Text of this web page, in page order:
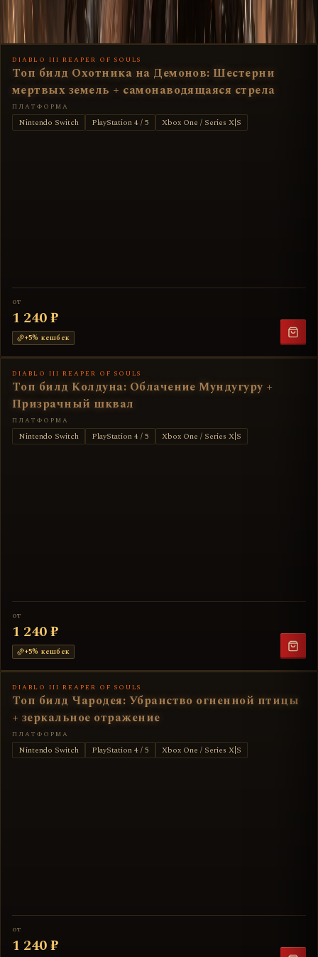
В каталог
DIABLO III REAPER OF SOULS
Топ билд Охотника на Демонов: Шестерни
мертвых земель + самонаводящаяся стрела
ПЛАТФОРМА
Nintendo Switch PlayStation 4 / 5 Xbox One / Series X|S
от
1 240 ₽
+5% кешбек
DIABLO III REAPER OF SOULS
Топ билд Колдуна: Облачение Мундугуру +
Призрачный шквал
ПЛАТФОРМА
Nintendo Switch PlayStation 4 / 5 Xbox One / Series X|S
от
1 240 ₽
+5% кешбек
DIABLO III REAPER OF SOULS
Топ билд Чародея: Убранство огненной птицы
+ зеркальное отражение
ПЛАТФОРМА
Nintendo Switch PlayStation 4 / 5 Xbox One / Series X|S
от
1 240 ₽